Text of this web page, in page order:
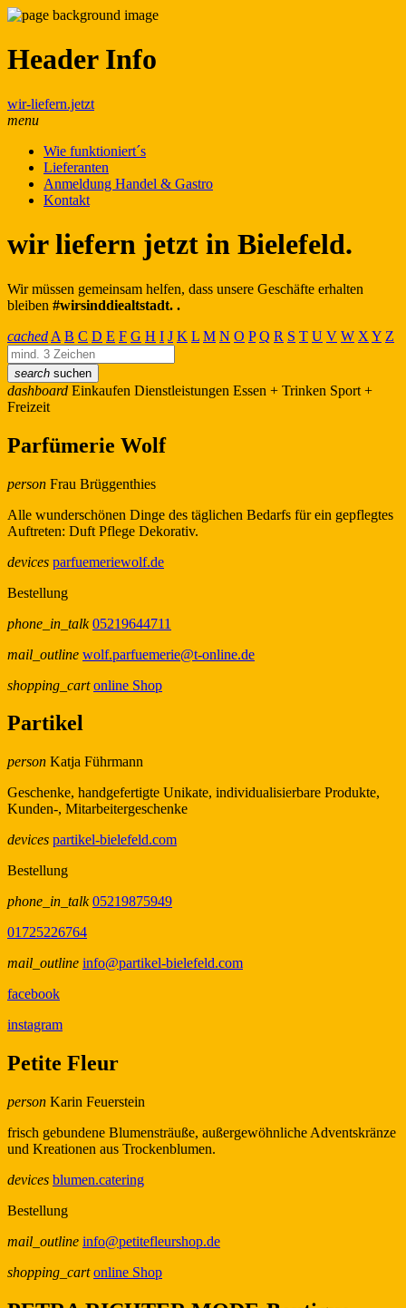
Header Info
wir-liefern.jetzt
menu
Wie funktioniert´s
Lieferanten
Anmeldung Handel & Gastro
Kontakt
wir liefern jetzt in Bielefeld.
Wir müssen gemeinsam helfen, dass unsere Geschäfte erhalten
bleiben #wirsinddiealtstadt. .
cached A B C D E F G H I J K L M N O P Q R S T U V W X Y Z
search suchen
dashboard Einkaufen Dienstleistungen Essen + Trinken Sport +
Freizeit
Parfümerie Wolf
person Frau Brüggenthies
Alle wunderschönen Dinge des täglichen Bedarfs für ein gepflegtes
Auftreten: Duft Pflege Dekorativ.
devices parfuemeriewolf.de
Bestellung
phone_in_talk 05219644711
mail_outline wolf.parfuemerie@t-online.de
shopping_cart online Shop
Partikel
person Katja Führmann
Geschenke, handgefertigte Unikate, individualisierbare Produkte,
Kunden-, Mitarbeitergeschenke
devices partikel-bielefeld.com
Bestellung
phone_in_talk 05219875949
01725226764
mail_outline info@partikel-bielefeld.com
facebook
instagram
Petite Fleur
person Karin Feuerstein
frisch gebundene Blumensträuße, außergewöhnliche Adventskränze
und Kreationen aus Trockenblumen.
devices blumen.catering
Bestellung
mail_outline info@petitefleurshop.de
shopping_cart online Shop